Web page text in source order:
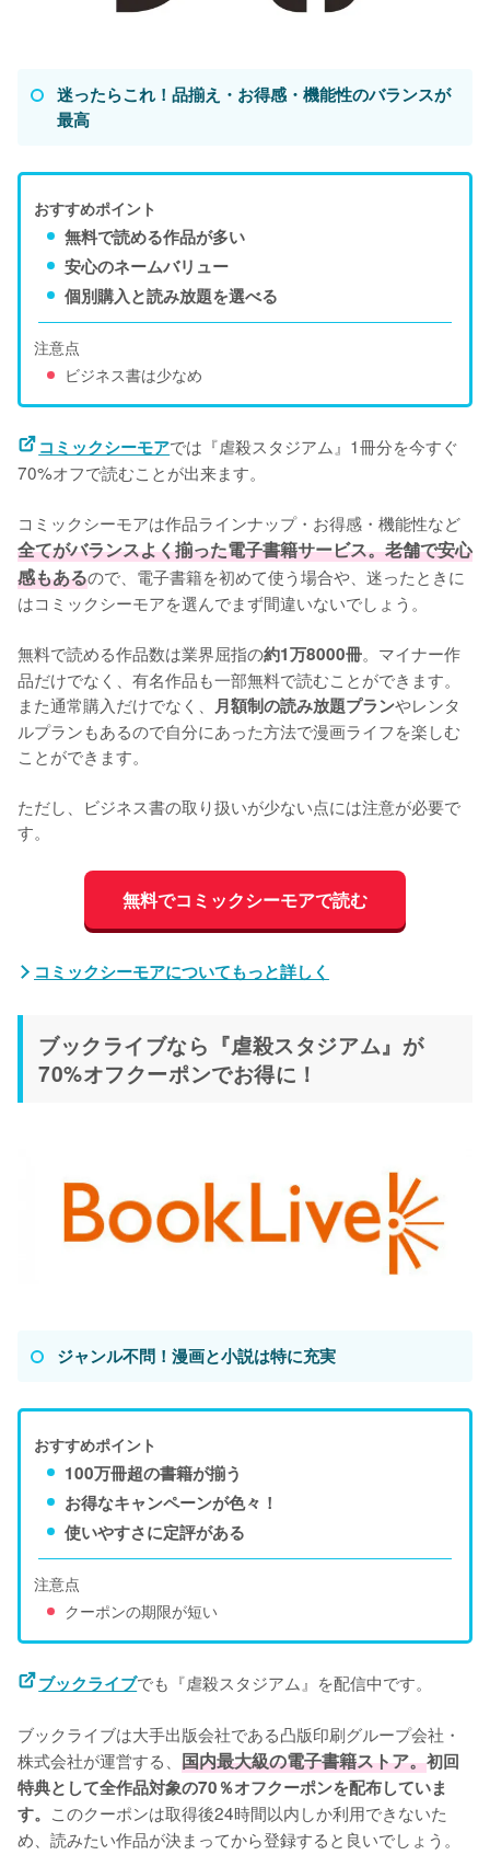
迷ったらこれ！品揃え・お得感・機能性のバランスが
最高
おすすめポイント
無料で読める作品が多い
安心のネームバリュー
個別購入と読み放題を選べる
注意点
ビジネス書は少なめ
コミックシーモアでは『虐殺スタジアム』1冊分を今すぐ
70%オフで読むことが出来ます。
コミックシーモアは作品ラインナップ・お得感・機能性など
全てがバランスよく揃った電子書籍サービス。老舗で安心
感もあるので、電子書籍を初めて使う場合や、迷ったときに
はコミックシーモアを選んでまず間違いないでしょう。
無料で読める作品数は業界屈指の約1万8000冊。マイナー作
品だけでなく、有名作品も一部無料で読むことができます。
また通常購入だけでなく、 月額制の読み放題プランやレンタ
ルプランもあるので自分にあった方法で漫画ライフを楽しむ
ことができます。
ただし、ビジネス書の取り扱いが少ない点には注意が必要で
す。
無料でコミックシーモアで読む
コミックシーモアについてもっと詳しく
ブックライブなら『虐殺スタジアム』が
70%オフクーポンでお得に！
ジャンル不問！漫画と小説は特に充実
おすすめポイント
100万冊超の書籍が揃う
お得なキャンペーンが色々！
使いやすさに定評がある
注意点
クーポンの期限が短い
ブックライブでも『虐殺スタジアム』を配信中です。
ブックライブは大手出版会社である凸版印刷グループ会社・
株式会社が運営する、 国内最大級の電子書籍ストア。初回
特典として全作品対象の70％オフクーポンを配布していま
す。 このクーポンは取得後24時間以内しか利用できないた
め、読みたい作品が決まってから登録すると良いでしょう。